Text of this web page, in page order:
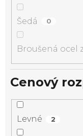
Šedá 0
Broušená ocel
Cenový
Levné 2